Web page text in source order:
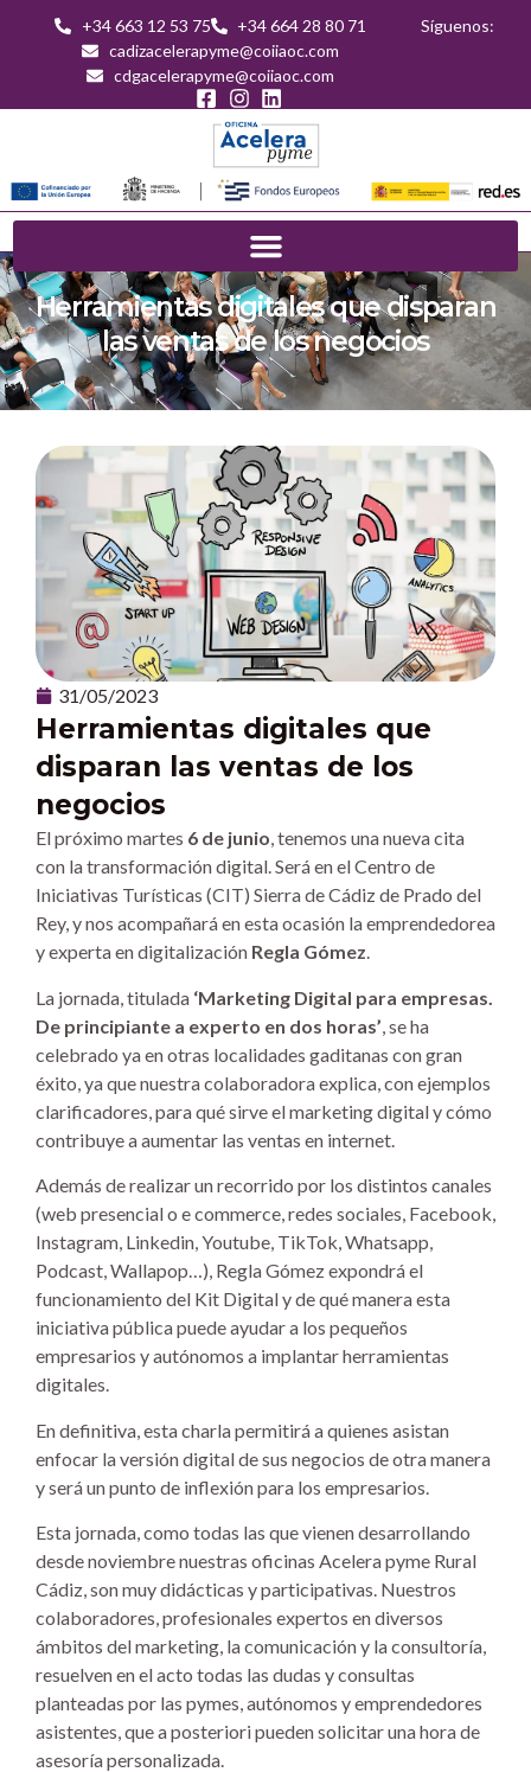
+34 663 12 53 75
+34 664 28 80 71
cadizacelerapyme@coiiaoc.com
cdgacelerapyme@coiiaoc.com
Síguenos:
Herramientas digitales que disparan
las ventas de los negocios
31/05/2023
Herramientas digitales que
disparan las ventas de los
negocios
El próximo martes 6 de junio, tenemos una nueva cita
con la transformación digital. Será en el Centro de
Iniciativas Turísticas (CIT) Sierra de Cádiz de Prado del
Rey, y nos acompañará en esta ocasión la emprendedorea
y experta en digitalización Regla Gómez.
La jornada, titulada ‘Marketing Digital para empresas.
De principiante a experto en dos horas’ , se ha
celebrado ya en otras localidades gaditanas con gran
éxito, ya que nuestra colaboradora explica, con ejemplos
clarificadores, para qué sirve el marketing digital y cómo
contribuye a aumentar las ventas en internet.
Además de realizar un recorrido por los distintos canales
(web presencial o e commerce, redes sociales, Facebook,
Instagram, Linkedin, Youtube, TikTok, Whatsapp,
Podcast, Wallapop…), Regla Gómez expondrá el
funcionamiento del Kit Digital y de qué manera esta
iniciativa pública puede ayudar a los pequeños
empresarios y autónomos a implantar herramientas
digitales.
En definitiva, esta charla permitirá a quienes asistan
enfocar la versión digital de sus negocios de otra manera
y será un punto de inflexión para los empresarios.
Esta jornada, como todas las que vienen desarrollando
desde noviembre nuestras oficinas Acelera pyme Rural
Cádiz, son muy didácticas y participativas. Nuestros
colaboradores, profesionales expertos en diversos
ámbitos del marketing, la comunicación y la consultoría,
resuelven en el acto todas las dudas y consultas
planteadas por las pymes, autónomos y emprendedores
asistentes, que a posteriori pueden solicitar una hora de
asesoría personalizada.